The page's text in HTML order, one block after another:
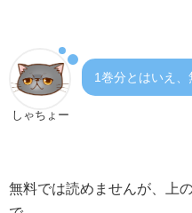
しゃちょー
1巻分とはいえ、
無料では読めませんが、上